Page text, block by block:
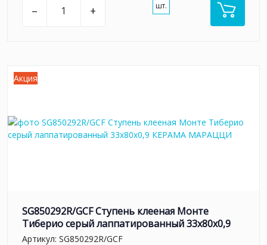
– + шт.
Акция
SG850292R/GCF Ступень клееная Монте
Тиберио серый лаппатированный 33x80x0,9
Артикул: SG850292R/GCF